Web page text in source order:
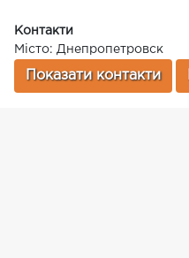
Контакти
Місто: Днепропетровск
Показати контакти